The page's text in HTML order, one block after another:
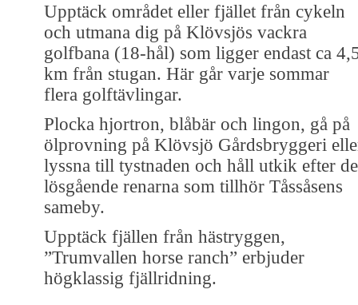
Upptäck området eller fjället från cykeln
och utmana dig på Klövsjös vackra
golfbana (18-hål) som ligger endast ca
km från stugan. Här går varje sommar
flera golftävlingar.
Plocka hjortron, blåbär och lingon, gå på
ölprovning på Klövsjö Gårdsbryggeri
lyssna till tystnaden och håll utkik efter de
lösgående renarna som tillhör Tåssåsens
sameby.
Upptäck fjällen från hästryggen,
”Trumvallen horse ranch” erbjuder
högklassig fjällridning.